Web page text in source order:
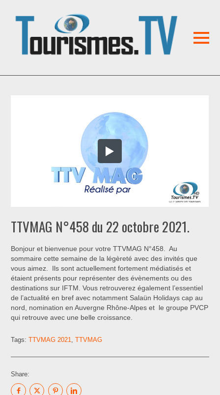
TTVMAG N°458 du 22 octobre 2021.
Bonjour et bienvenue pour votre TTVMAG N°458. Au
sommaire cette semaine de la légèreté avec des invités que
vous aimez. Ils sont actuellement fortement médiatisés et
étaient présents pour représenter des évènements ou des
destinations sur IFTM. Vous retrouverez également l’essentiel
de l’actualité en bref avec notamment Salaün Holidays cap au
nord, nomination en Auvergne Rhône-Alpes et le groupe PVCP
qui retrouve avec une belle croissance.
Tags:TTVMAG 2021 ,TTVMAG
Share: